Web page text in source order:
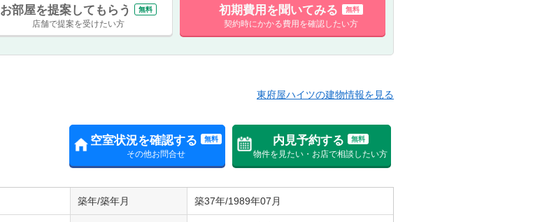
お部屋を提案してもらう 無料
店舗で提案を受けたい方
初期費用を聞いてみる 無料
契約時にかかる費用を確認したい方
空室状況を確認する 無料
その他お問合せ
内見予約する 無料
物件を見たい・お店で相談したい方
東府屋ハイツの建物情報を見る
築年/築年月 築37年/1989年07月